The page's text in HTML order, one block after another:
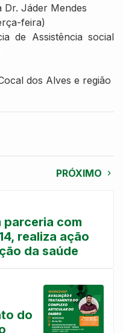
Dr. Jáder Mendes
feira)
de Assistência social
dos Alves e região
PRÓXIMO
parceria com
realiza ação
da saúde
do